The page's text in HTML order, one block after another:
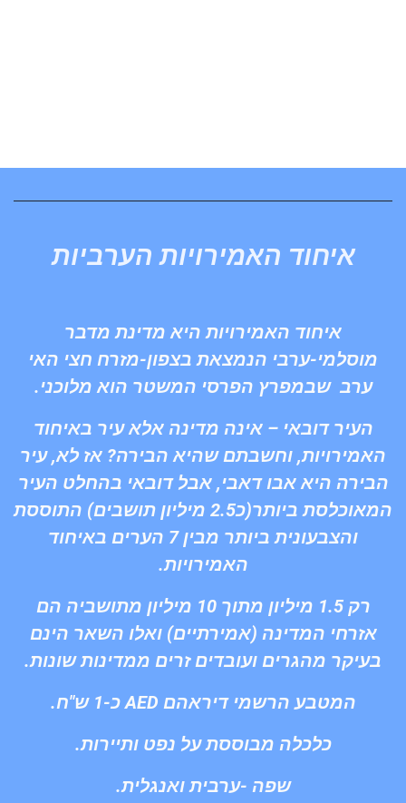
איחוד האמירויות הערביות
איחוד האמירויות היא מדינת מדבר
מוסלמי-ערבי הנמצאת בצפון-מזרח חצי האי
ערב שבמפרץ הפרסי המשטר הוא מלוכני.
העיר דובאי – אינה מדינה אלא עיר באיחוד
האמירויות, וחשבתם שהיא הבירה? אז לא, עיר
הבירה היא אבו דאבי, אבל דובאי בהחלט העיר
המאוכלסת ביותר(כ2.5 מיליון תושבים) התוססת
והצבעונית ביותר מבין 7 הערים באיחוד
האמירויות.
רק 1.5 מיליון מתוך 10 מיליון מתושביה הם
אזרחי המדינה (אמירתיים) ואלו השאר הינם
בעיקר מהגרים ועובדים זרים ממדינות שונות.
המטבע הרשמי דיראהם AED כ-1 ש"ח.
כלכלה מבוססת על נפט ותיירות.
שפה -ערבית ואנגלית.